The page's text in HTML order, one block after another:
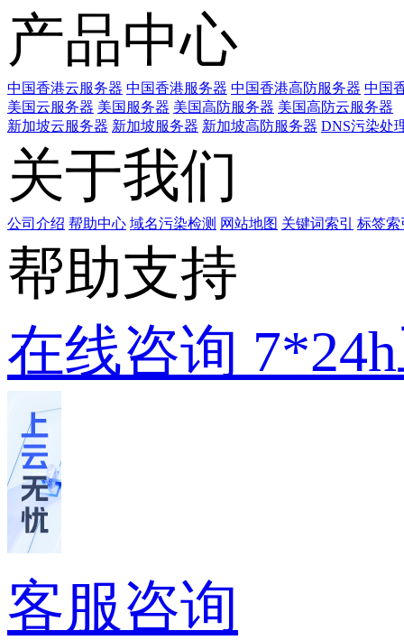
产品中心
中国香港云服务器 中国香港服务器 中国香港高防服务器 中国
美国云服务器 美国服务器 美国高防服务器 美国高防云服务器
新加坡云服务器 新加坡服务器 新加坡高防服务器 DNS污染处
关于我们
公司介绍 帮助中心 域名污染检测 网站地图 关键词索引 标签索
帮助支持
在线咨询
客服咨询